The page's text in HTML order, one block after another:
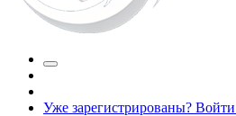
Уже зарегистрированы? Войти